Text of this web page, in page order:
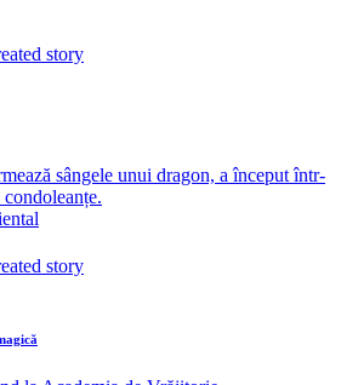
sângele unui dragon, a început într-